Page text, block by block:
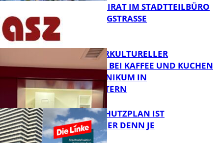
FB News
FB News
SENIORENBEIRAT IM STADTTEILBÜRO
IN DER KÖNIGSTRASSE
FB Gesundheit
NEUER INTERKULTURELLER
TREFFPUNKT BEI KAFFEE UND KUCHEN
IM PFALZKLINIKUM IN
KAISERSLAUTERN
EIN HITZESCHUTZPLAN IST
NOTWENDIGER DENN JE